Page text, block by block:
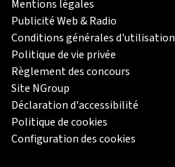
Mentions légales
Publicité Web & Radio
Conditions générales d'utilisation
Politique de vie privée
Règlement des concours
Site NGroup
Déclaration d'accessibilité
Politique de cookies
Configuration des cookies